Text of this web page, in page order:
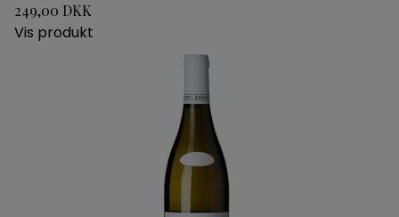
249,00 DKK
Vis produkt